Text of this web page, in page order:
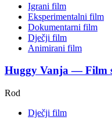
Igrani film
Eksperimentalni film
Dokumentarni film
Dječji film
Animirani film
Huggy Vanja — Film
Rod
Dječji film